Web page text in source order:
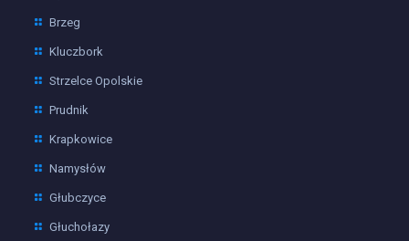
Brzeg
Kluczbork
Strzelce Opolskie
Prudnik
Krapkowice
Namysłów
Głubczyce
Głuchołazy